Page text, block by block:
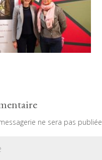
ne sera pas publiée.